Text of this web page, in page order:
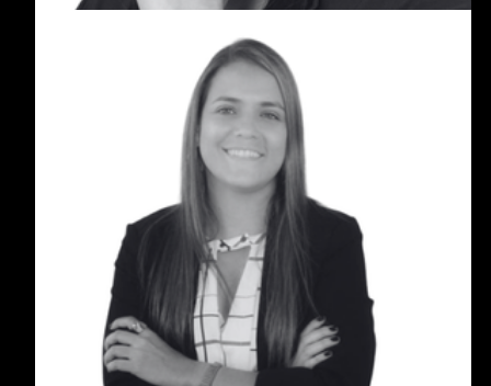
Sandra Gómez Montes
Sandra Gómez Montes es socia del área de
Empresas Familiares en Grandes Patrimonios,
con más de 15 años de experiencia acompañando
a familias empresarias en procesos de
transformación, gobierno corporativo y gestión de
riesgos.